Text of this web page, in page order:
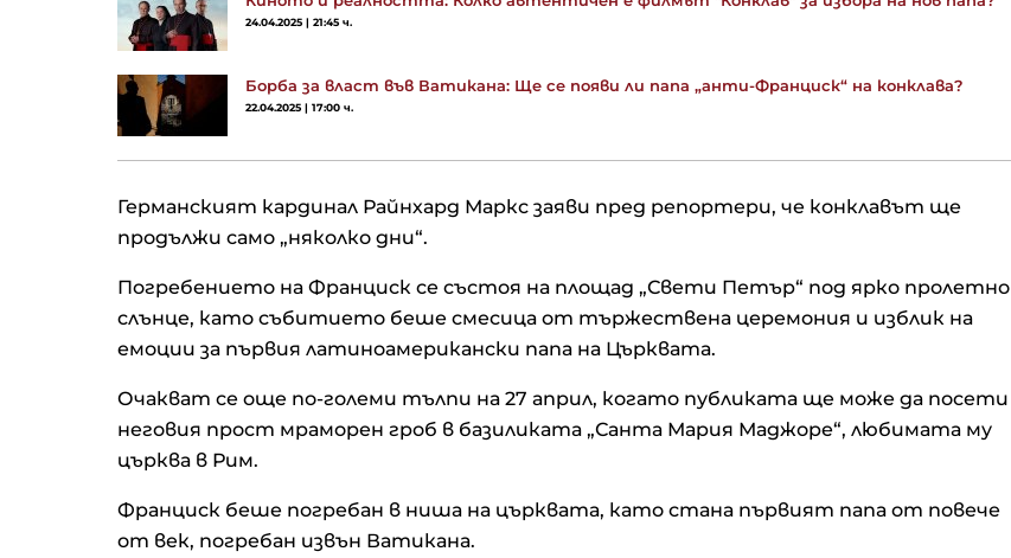
24.04.2025 | 21:45 ч.
Борба за власт във Ватикана: Ще се появи ли папа „анти-Франциск“ на конклава?
22.04.2025 | 17:00 ч.
Германският кардинал Райнхард Маркс заяви пред репортери, че конклавът ще
продължи само „няколко дни“.
Погребението на Франциск се състоя на площад „Свети Петър“ под ярко пролетно
слънце, като събитието беше смесица от тържествена церемония и изблик на
емоции за първия латиноамерикански папа на Църквата.
Очакват се още по-големи тълпи на 27 април, когато публиката ще може да посети
неговия прост мраморен гроб в базиликата „Санта Мария Маджоре“, любимата му
църква в Рим.
Франциск беше погребан в ниша на църквата, като стана първият папа от повече
от век, погребан извън Ватикана.
охлажда: Къде са най-големи
Чешките милиардери играят
водеща роля в европейския
Volkswagen ще преразгледа
Подписан е петгодишен договор